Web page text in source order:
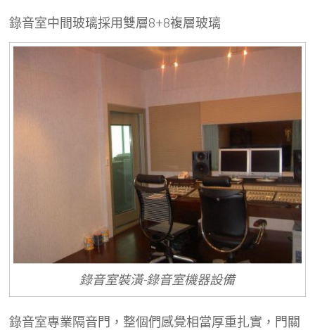
錄音室中間玻璃採用雙層8+8複層玻璃
錄音室裝潢-錄音室機器設備
錄音室專業隔音門，整個們感覺相當厚重扎實，門關